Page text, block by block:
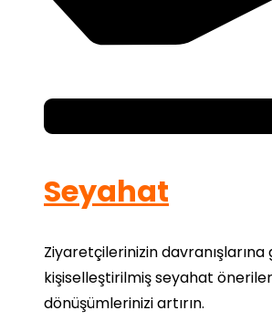
Seyahat
Ziyaretçilerinizin
kişiselleştirilmiş seyahat
dönüşümlerinizi artırın.